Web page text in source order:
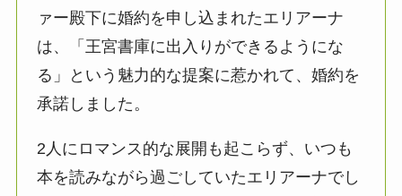
ァー殿下に婚約を申し込まれたエリアーナ
は、「王宮書庫に出入りができるようにな
る」という魅力的な提案に惹かれて、婚約を
承諾しました。
2人にロマンス的な展開も起こらず、いつも
本を読みながら過ごしていたエリアーナでし